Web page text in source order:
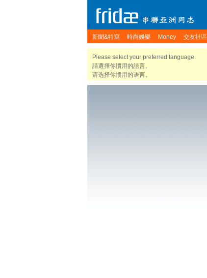
新聞&特寫 時尚娛樂 Money 交友社區
Please select your preferred language.
請選擇你慣用的語言。
请选择你惯用的语言。